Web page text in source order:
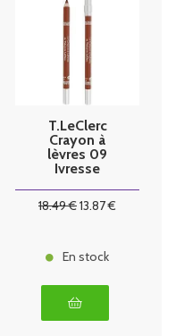
T.LeClerc
Crayon à
lèvres 09
Ivresse
18.49€13.87€
En stock